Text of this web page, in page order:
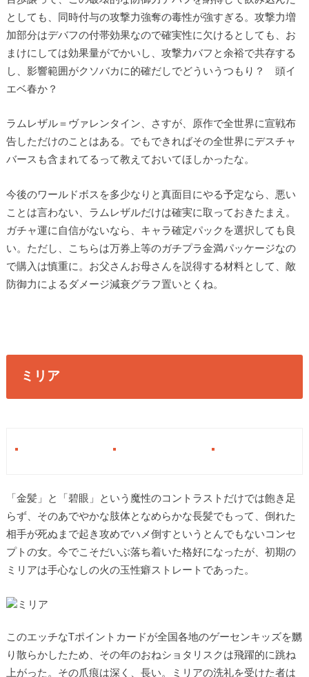
としても、同時付与の攻撃力強奪の毒性が強すぎる。攻撃力増
加部分はデバフの付帯効果なので確実性に欠けるとしても、お
まけにしては効果量がでかいし、攻撃力バフと余裕で共存する
し、影響範囲がクソバカに的確だしでどういうつもり？ 頭イ
エベ春か？
ラムレザル＝ヴァレンタイン、さすが、原作で全世界に宣戦布
告しただけのことはある。でもできればその全世界にデスチャ
バースも含まれてるって教えておいてほしかったな。
今後のワールドボスを多少なりと真面目にやる予定なら、悪い
ことは言わない、ラムレザルだけは確実に取っておきたまえ。
ガチャ運に自信がないなら、キャラ確定パックを選択しても良
い。ただし、こちらは万券上等のガチプラ金満パッケージなの
で購入は慎重に。お父さんお母さんを説得する材料として、敵
防御力によるダメージ減衰グラフ置いとくね。
ミリア
「金髪」と「碧眼」という魔性のコントラストだけでは飽き足
らず、そのあでやかな肢体となめらかな長髪でもって、倒れた
相手が死ぬまで起き攻めでハメ倒すというとんでもないコンセ
プトの女。今でこそだいぶ落ち着いた格好になったが、初期の
ミリアは手心なしの火の玉性癖ストレートであった。
このエッチなTポイントカードが全国各地のゲーセンキッズを嬲
り散らかしたため、その年のおねショタリスクは飛躍的に跳ね
上がった。その爪痕は深く、長い。ミリアの洗礼を受けた者は